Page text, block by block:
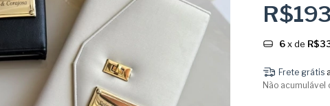
6x de
Frete grátis
Não acumulável